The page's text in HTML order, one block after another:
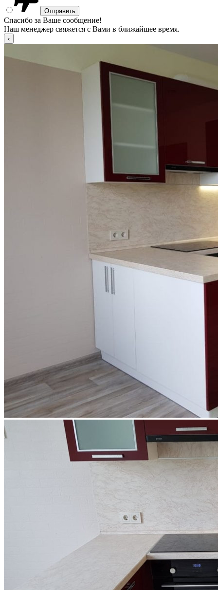
Спасибо за Ваше сообщение!
Наш менеджер свяжется с Вами в ближайшее время.